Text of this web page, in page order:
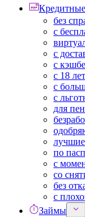
без
с
с
с
с 18 лет
с
с
для
лучшие
по
с
со
без
с
Займы